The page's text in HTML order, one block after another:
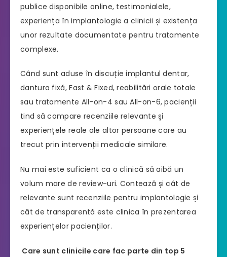
publice disponibile online, testimonialele,
experiența în implantologie a clinicii și existența
unor rezultate documentate pentru tratamente
complexe.
Când sunt aduse în discuție implantul dentar,
dantura fixă, Fast & Fixed, reabilitări orale totale
sau tratamente All-on-4 sau All-on-6, pacienții
tind să compare recenziile relevante și
experiențele reale ale altor persoane care au
trecut prin intervenții medicale similare.
Nu mai este suficient ca o clinică să aibă un
volum mare de review-uri. Contează și cât de
relevante sunt recenziile pentru implantologie și
cât de transparentă este clinica în prezentarea
experiențelor pacienților.
Care sunt clinicile care fac parte din top 5